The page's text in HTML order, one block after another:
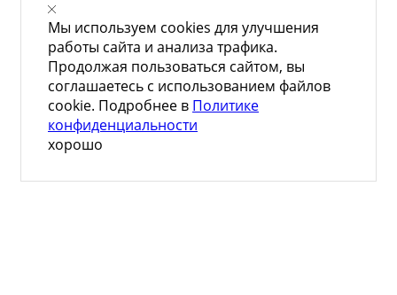
Мы используем cookies для улучшения
работы сайта и анализа трафика.
Продолжая пользоваться сайтом, вы
соглашаетесь с использованием файлов
cookie. Подробнее в Политике
конфиденциальности
хорошо